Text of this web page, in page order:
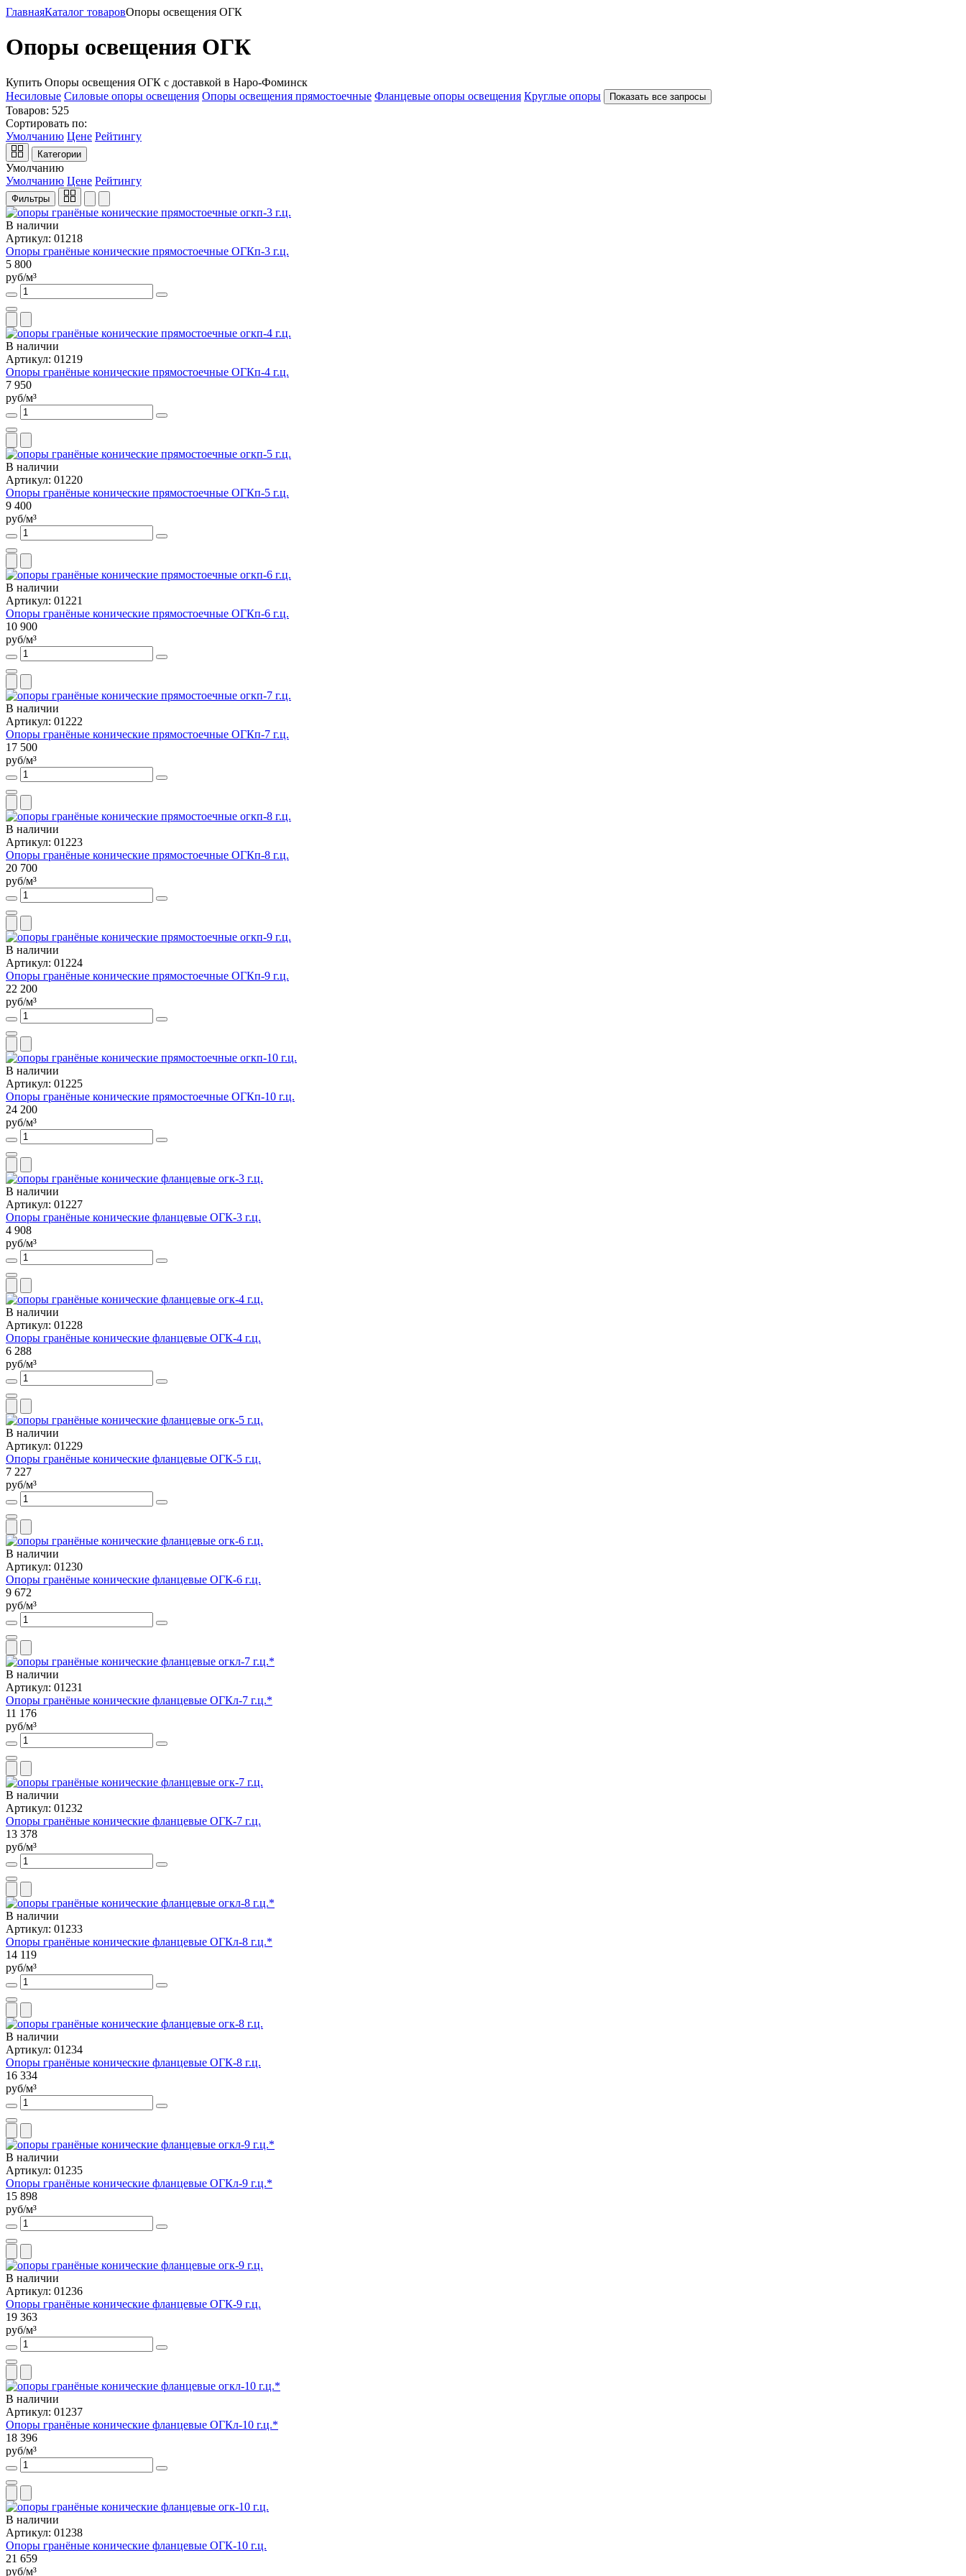
ГлавнаяКаталог товаровОпоры освещения ОГК
Опоры освещения ОГК
Купить Опоры освещения ОГК с доставкой в Наро-Фоминск
Несиловые Силовые опоры освещения Опоры освещения прямостоечные Фланцевые опоры освещения Круглые опоры Показать все запросы
Товаров: 525
Сортировать по:
Умолчанию Цене Рейтингу
Категории
Умолчанию
Умолчанию Цене Рейтингу
Фильтры
В наличии
Артикул: 01218
Опоры гранёные конические прямостоечные ОГКп-3 г.ц.
5 800
руб/м³
В наличии
Артикул: 01219
Опоры гранёные конические прямостоечные ОГКп-4 г.ц.
7 950
руб/м³
В наличии
Артикул: 01220
Опоры гранёные конические прямостоечные ОГКп-5 г.ц.
9 400
руб/м³
В наличии
Артикул: 01221
Опоры гранёные конические прямостоечные ОГКп-6 г.ц.
10 900
руб/м³
В наличии
Артикул: 01222
Опоры гранёные конические прямостоечные ОГКп-7 г.ц.
17 500
руб/м³
В наличии
Артикул: 01223
Опоры гранёные конические прямостоечные ОГКп-8 г.ц.
20 700
руб/м³
В наличии
Артикул: 01224
Опоры гранёные конические прямостоечные ОГКп-9 г.ц.
22 200
руб/м³
В наличии
Артикул: 01225
Опоры гранёные конические прямостоечные ОГКп-10 г.ц.
24 200
руб/м³
В наличии
Артикул: 01227
Опоры гранёные конические фланцевые ОГК-3 г.ц.
4 908
руб/м³
В наличии
Артикул: 01228
Опоры гранёные конические фланцевые ОГК-4 г.ц.
6 288
руб/м³
В наличии
Артикул: 01229
Опоры гранёные конические фланцевые ОГК-5 г.ц.
7 227
руб/м³
В наличии
Артикул: 01230
Опоры гранёные конические фланцевые ОГК-6 г.ц.
9 672
руб/м³
В наличии
Артикул: 01231
Опоры гранёные конические фланцевые ОГКл-7 г.ц.*
11 176
руб/м³
В наличии
Артикул: 01232
Опоры гранёные конические фланцевые ОГК-7 г.ц.
13 378
руб/м³
В наличии
Артикул: 01233
Опоры гранёные конические фланцевые ОГКл-8 г.ц.*
14 119
руб/м³
В наличии
Артикул: 01234
Опоры гранёные конические фланцевые ОГК-8 г.ц.
16 334
руб/м³
В наличии
Артикул: 01235
Опоры гранёные конические фланцевые ОГКл-9 г.ц.*
15 898
руб/м³
В наличии
Артикул: 01236
Опоры гранёные конические фланцевые ОГК-9 г.ц.
19 363
руб/м³
В наличии
Артикул: 01237
Опоры гранёные конические фланцевые ОГКл-10 г.ц.*
18 396
руб/м³
В наличии
Артикул: 01238
Опоры гранёные конические фланцевые ОГК-10 г.ц.
21 659
руб/м³